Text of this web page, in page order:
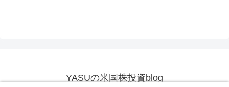
YASUの米国株投資blog